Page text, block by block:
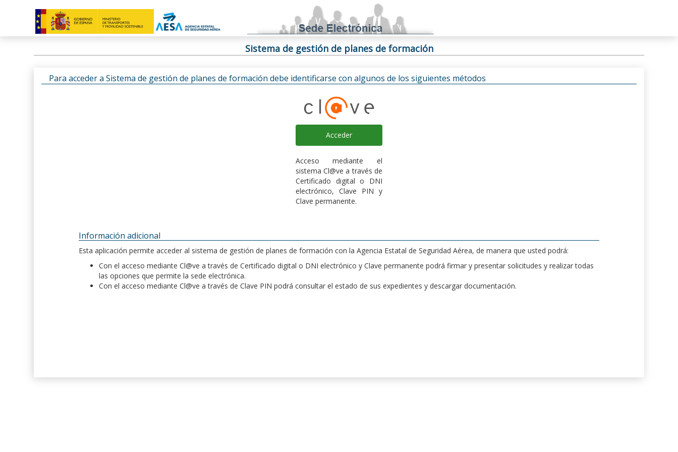
Sistema de gestión de planes de formación
Para acceder a Sistema de gestión de planes de formación debe identificarse con algunos de los siguientes métodos
Acceder
Acceso mediante el
sistema Cl@ve a través de
Certificado digital o DNI
electrónico, Clave PIN y
Clave permanente.
Información adicional
Esta aplicación permite acceder al sistema de gestión de planes de formación con la Agencia Estatal de Seguridad Aérea, de manera que usted podrá:
Con el acceso mediante Cl@ve a través de Certificado digital o DNI electrónico y Clave permanente podrá firmar y presentar solicitudes y realizar todas
las opciones que permite la sede electrónica.
Con el acceso mediante Cl@ve a través de Clave PIN podrá consultar el estado de sus expedientes y descargar documentación.